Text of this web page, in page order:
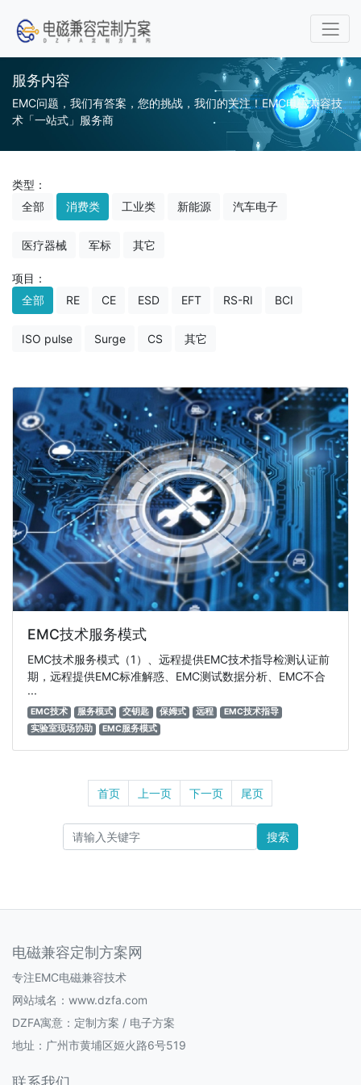
服务内容
EMC问题，我们有答案，您的挑战，我们的关注！EMC电磁兼容技
术「一站式」服务商
类型：
全部
消费类 工业类 新能源 汽车电子
医疗器械 军标 其它
项目：
全部
RE CE ESD EFT RS-RI BCI
ISO pulse Surge CS 其它
EMC技术服务模式
EMC技术服务模式（1）、远程提供EMC技术指导检测认证前
期，远程提供EMC标准解惑、EMC测试数据分析、EMC不合
···
EMC技术 服务模式 交钥匙 保姆式 远程
EMC技术指导
实验室现场协助
EMC服务模式
首页 上一页 下一页 尾页
搜索
电磁兼容定制方案网
专注EMC电磁兼容技术
网站域名：www.dzfa.com
DZFA寓意：定制方案 / 电子方案
地址：广州市黄埔区姬火路6号519